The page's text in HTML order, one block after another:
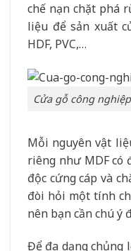
chế nạn chặt phá
liệu để sản xuất
HDF, PVC,…
Cửa gỗ công
Mỗi nguyên vật
riêng như MDF có
độc cứng cáp và
đòi hỏi một tính
nên bạn cần chú ý
Để đa dạng chủng